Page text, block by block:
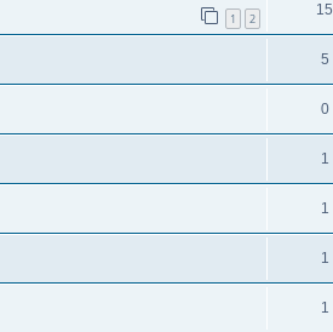
1 2
15
5
0
1
1
1
1